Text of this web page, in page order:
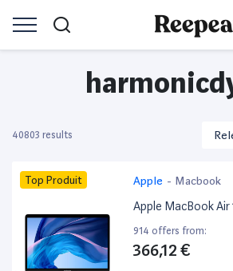
40803 results
Top Produit Apple - Macbook
Apple MacBook Air
914 offers from:
366,12 €